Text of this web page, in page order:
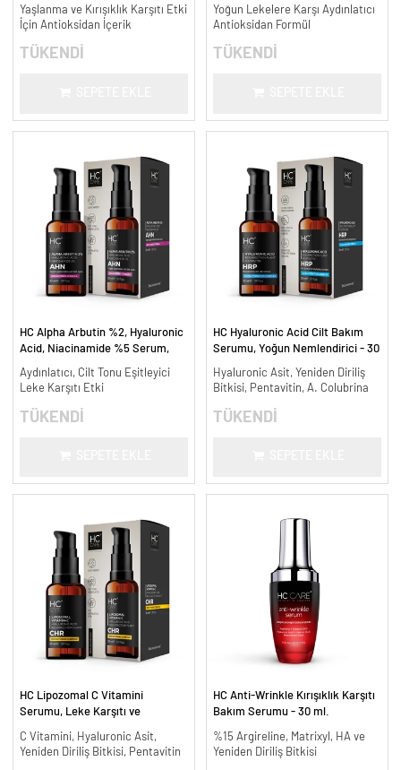
Yaşlanma ve Kırışıklık Karşıtı Etki
İçin Antioksidan İçerik
TÜKENDİ
ml.
Yoğun Lekelere Karşı Aydınlatıcı
Antioksidan Formül
TÜKENDİ
HC Alpha Arbutin %2, Hyaluronic
Acid, Niacinamide %5 Serum,
ml.
Aydınlatıcı, Cilt Tonu Eşitleyici
Leke Karşıtı Etki
TÜKENDİ
HC Hyaluronic Acid Cilt Bakım
Serumu, Yoğun Nemlendirici - 30
Hyaluronic Asit, Yeniden Diriliş
Bitkisi, Pentavitin, A. Colubrina
TÜKENDİ
HC Lipozomal C Vitamini
Serumu, Leke Karşıtı ve
C Vitamini, Hyaluronic Asit,
Yeniden Diriliş Bitkisi, Pentavitin
HC Anti-Wrinkle Kırışıklık Karşıtı
Bakım Serumu - 30 ml.
%15 Argireline, Matrixyl, HA ve
Yeniden Diriliş Bitkisi